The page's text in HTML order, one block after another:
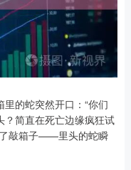
的蛇突然开口：“你们
？简直在死亡边缘疯狂试
了敲箱子——里头的蛇瞬